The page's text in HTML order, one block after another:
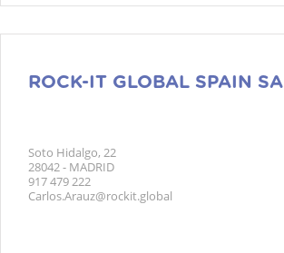
ROCK-IT GLOBAL SPAIN SA
Soto Hidalgo, 22
28042 - MADRID
917 479 222
Carlos.Arauz@rockit.global